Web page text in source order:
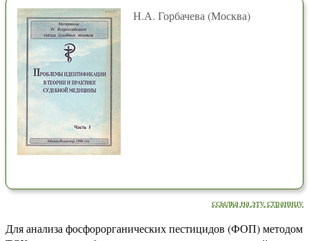
Н.А. Горбачева (Москва)
ссылка на эту страницу
Для анализа фосфорорганических пестицидов (ФОП) методом